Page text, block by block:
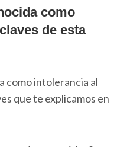
como
de esta
como intolerancia al
que te explicamos en